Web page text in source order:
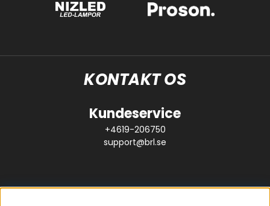
KONTAKT OS
Kundeservice
+4619-206750
support@brl.se